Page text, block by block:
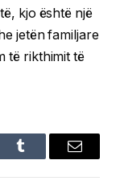
kjo është një
jetën familjare
të rikthimit të
Tumblr Email